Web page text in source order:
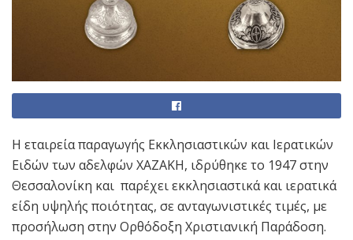
Η εταιρεία παραγωγής Εκκλησιαστικών και Ιερατικών
Ειδών των αδελφών ΧΑΖΑΚΗ, ιδρύθηκε το 1947 στην
Θεσσαλονίκη και παρέχει εκκλησιαστικά και ιερατικά
είδη υψηλής ποιότητας, σε ανταγωνιστικές τιμές, με
προσήλωση στην Ορθόδοξη Χριστιανική Παράδοση.